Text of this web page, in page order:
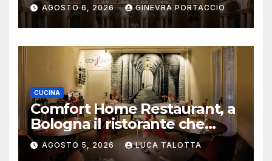
AGOSTO 6, 2026 GINEVRA PORTACCIO
CUCINA
Comfort Home Restaurant, a
Bologna il ristorante che
trasforma l’ospitalità in
un’esperienza di casa
AGOSTO 5, 2026 LUCA TALOTTA